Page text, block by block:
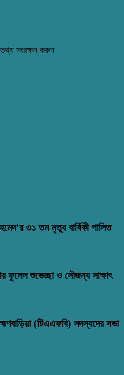
সংরক্ষন করুন
৩১ তম মৃত্যু বার্ষিকী পালিত
ফুলেল শুভেচ্ছা ও সৌজন্য সাক্ষাৎ
(টিএএফবি) সদস্যদের সভা